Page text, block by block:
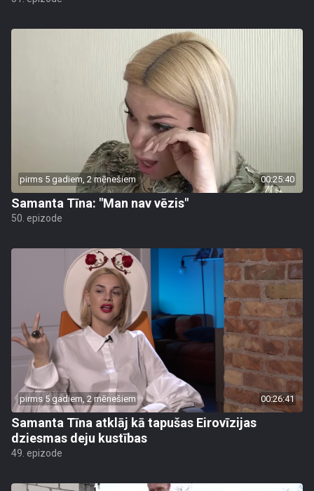
pirms 5 gadiem, 2 mēnešiem 00:25:40
Samanta Tīna: "Man nav vēzis"
50. epizode
pirms 5 gadiem, 2 mēnešiem 00:26:41
Samanta Tīna atklāj kā tapušas Eirovīzijas
dziesmas deju kustības
49. epizode